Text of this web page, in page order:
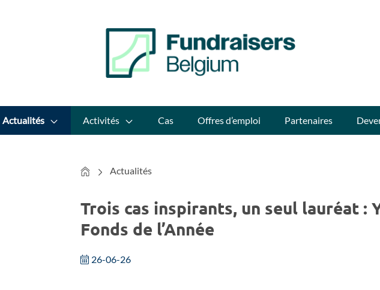
Actualités Activités Cas Offres d’emploi Partenaires
HomeActualités
Trois cas inspirants, un seul lauréat :
Fonds de l’Année
26-06-26